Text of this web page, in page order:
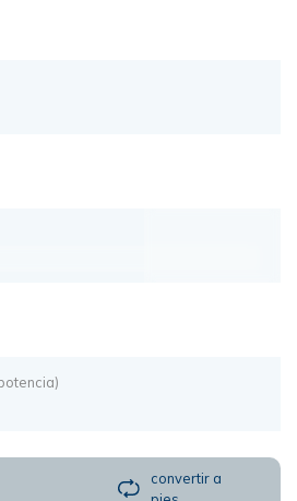
convertir a